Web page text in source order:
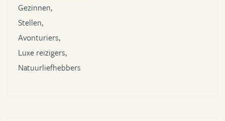
Gezinnen,
Stellen,
Avonturiers,
Luxe reizigers,
Natuurliefhebbers